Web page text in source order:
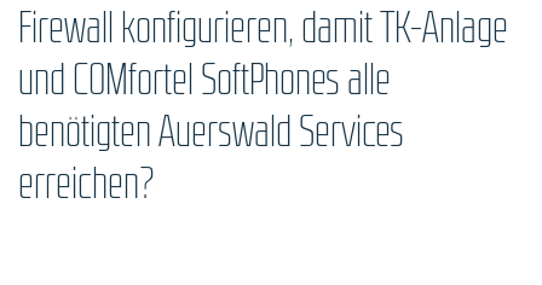
Firewall konfigurieren, damit TK-Anlage
und COMfortel SoftPhones alle
benötigten Auerswald Services
erreichen?